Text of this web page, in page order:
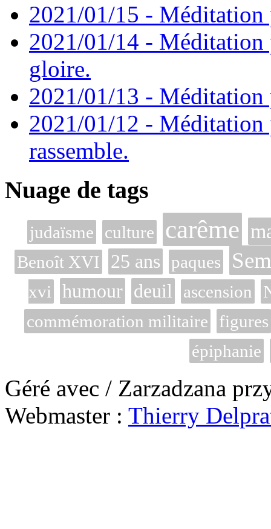
2021/01/15 - Méditation
2021/01/14 - Méditation
gloire.
2021/01/13 - Méditation
2021/01/12 - Méditation
rassemble.
Nuage de tags
judaïsme culture carême
Benoît XVI 25 ans paques
xvi humour deuil ascension
commémoration militaire
figures
épiphanie
Géré avec / Zarzadzana
Webmaster : Thierry